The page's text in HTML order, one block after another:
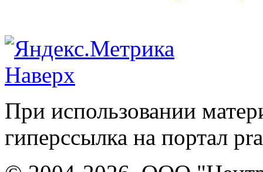
Наверх
При использовании
гиперссылка на портал